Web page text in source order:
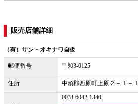
販売店舗詳細
（有）サン・オキナワ自販
郵便番号 〒903-0125
住所 中頭郡西原町上原２－１－１
0078-6042-1340